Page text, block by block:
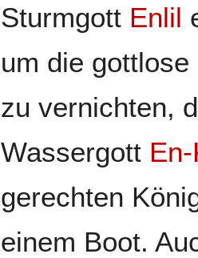
Sturmgott Enlil
um die
zu vernichten,
Wassergott
gerechten
einem Boot.